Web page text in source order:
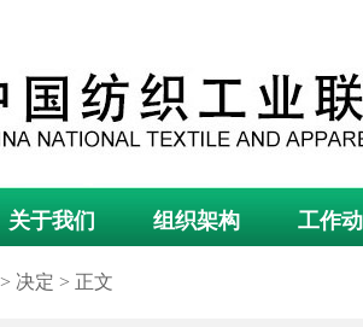
关于我们 组织架构 工作
> 决定 > 正文